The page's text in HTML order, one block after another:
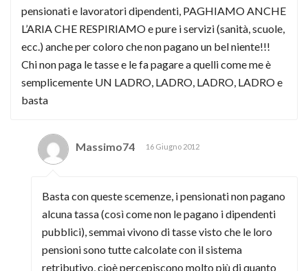
pensionati e lavoratori dipendenti, PAGHIAMO ANCHE
L’ARIA CHE RESPIRIAMO e pure i servizi (sanità, scuole,
ecc.) anche per coloro che non pagano un bel niente!!!
Chi non paga le tasse e le fa pagare a quelli come me è
semplicemente UN LADRO, LADRO, LADRO, LADRO e
basta
Massimo74 16 Giugno 2012
Basta con queste scemenze, i pensionati non pagano
alcuna tassa (così come non le pagano i dipendenti
pubblici), semmai vivono di tasse visto che le loro
pensioni sono tutte calcolate con il sistema
retributivo, cioè percepiscono molto più di quanto